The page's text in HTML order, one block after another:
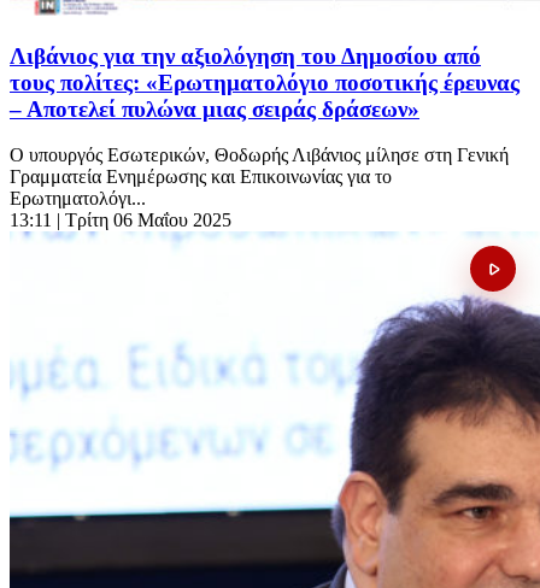
Λιβάνιος για την αξιολόγηση του Δημοσίου από
τους πολίτες: «Ερωτηματολόγιο ποσοτικής έρευνας
– Αποτελεί πυλώνα μιας σειράς δράσεων»
Ο υπουργός Εσωτερικών, Θοδωρής Λιβάνιος μίλησε στη Γενική
Γραμματεία Ενημέρωσης και Επικοινωνίας για το
Ερωτηματολόγι...
13:11 | Τρίτη 06 Μαΐου 2025